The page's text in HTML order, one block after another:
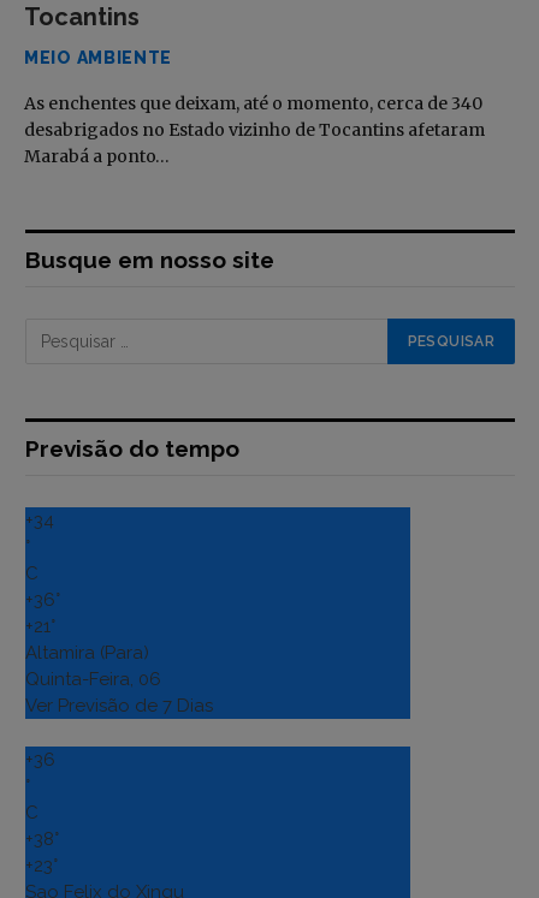
Tocantins
MEIO AMBIENTE
As enchentes que deixam, até o momento, cerca de 340
desabrigados no Estado vizinho de Tocantins afetaram
Marabá a ponto…
Busque em nosso site
Previsão do tempo
+34
°
C
+36°
+21°
Altamira (Para)
Quinta-Feira, 06
Ver Previsão de 7 Dias
+36
°
C
+38°
+23°
Sao Felix do Xingu